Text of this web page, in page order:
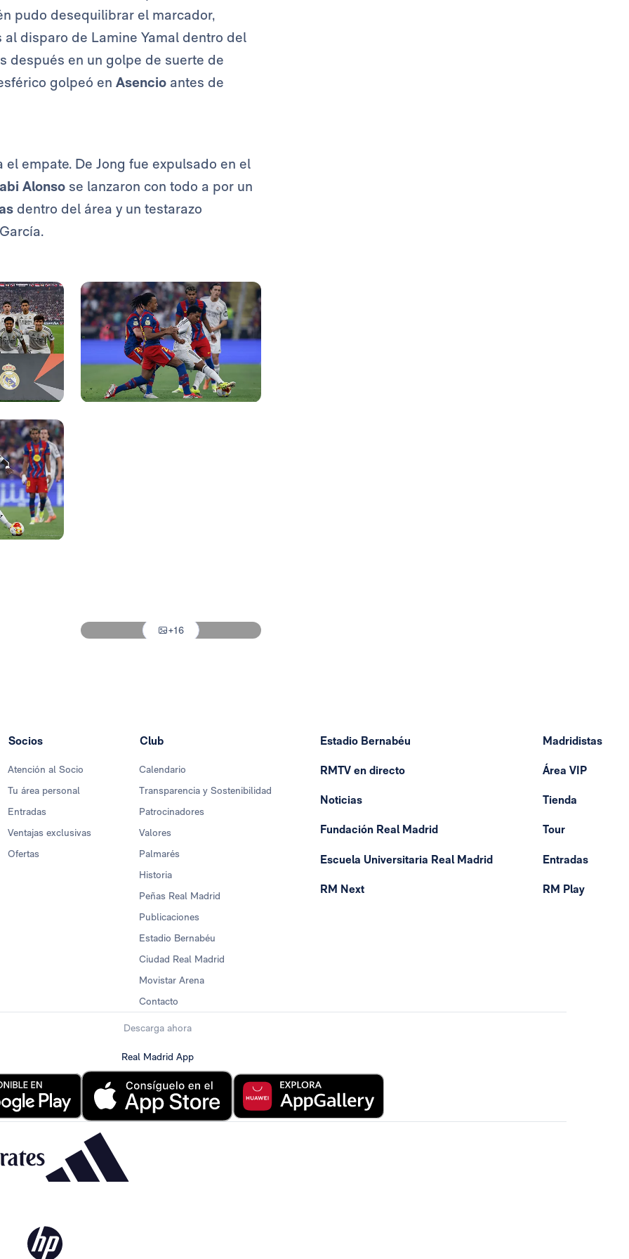
pudo desequilibrar el marcador,
disparo de Lamine Yamal dentro del
después en un golpe de suerte de
golpeó en Asencio antes de
empate. De Jong fue expulsado en el
Alonso se lanzaron con todo a por un
dentro del área y un testarazo
+16
Socios
Atención al Socio
Tu área personal
Entradas
Ventajas exclusivas
Ofertas
Club
Calendario
Transparencia y Sostenibilidad
Patrocinadores
Valores
Palmarés
Historia
Peñas Real Madrid
Publicaciones
Estadio Bernabéu
Ciudad Real Madrid
Movistar Arena
Contacto
Estadio Bernabéu
RMTV en directo
Noticias
Fundación Real Madrid
Escuela Universitaria Real Madrid
RM Next
Madridistas
Área VIP
Tienda
Tour
Entradas
RM Play
Descarga ahora
Real Madrid App